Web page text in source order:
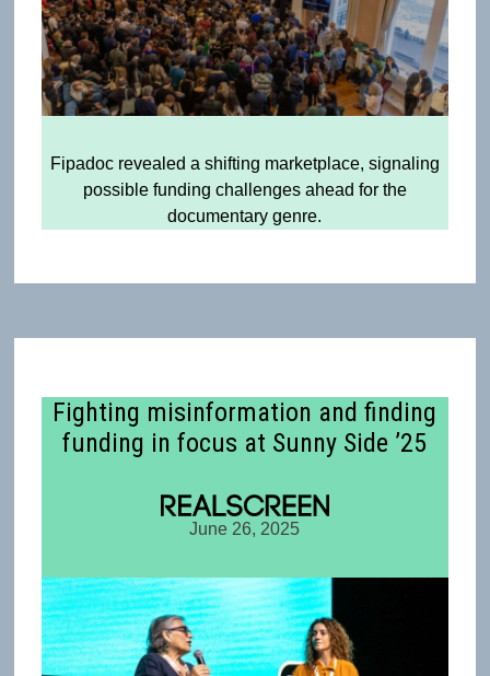
Fipadoc revealed a shifting marketplace, signaling
possible funding challenges ahead for the
documentary genre.
Fighting misinformation and finding
funding in focus at Sunny Side ’25
June 26, 2025